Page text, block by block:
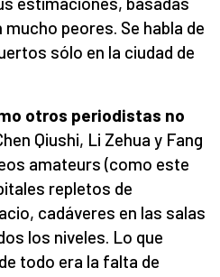
peores. Se habla de
sólo en la ciudad de
otros periodistas no
Qiushi, Li Zehua y Fang
amateurs (como este
repletos de
cadáveres en las salas
los niveles. Lo que
todo era la falta de